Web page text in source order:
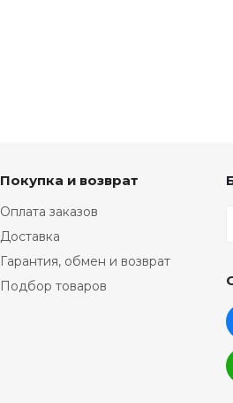
Покупка и возврат
Оплата заказов
Доставка
Гарантия, обмен и возврат
Подбор товаров